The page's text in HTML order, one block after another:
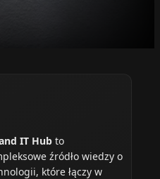
IT Hub to
źródło wiedzy o
które łączy w